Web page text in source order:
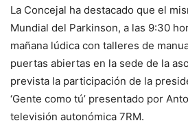
La Concejal ha destacado que el
Mundial del Parkinson, a las 9:30
mañana lúdica con talleres de
puertas abiertas en la sede de la
prevista la participación de la
‘Gente como tú’ presentado por
televisión autonómica 7RM.